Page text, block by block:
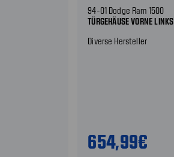
94-01 Dodge Ram 1500
TÜRGEHÄUSE VORNE LINKS
Diverse Hersteller
654,99€